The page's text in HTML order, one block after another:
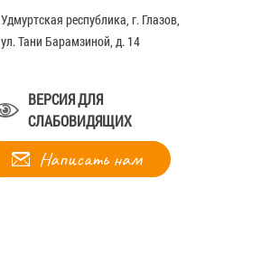
Удмуртская республика, г. Глазов,
ул. Тани Барамзиной, д. 14
ВЕРСИЯ ДЛЯ
СЛАБОВИДЯЩИХ
Написать нам